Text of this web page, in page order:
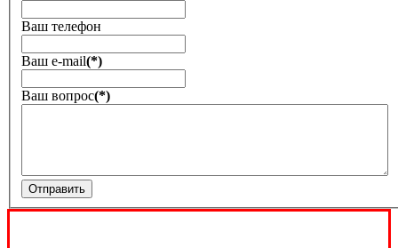
Ваш телефон
Ваш е-mail(*)
Ваш вопрос(*)
Отправить